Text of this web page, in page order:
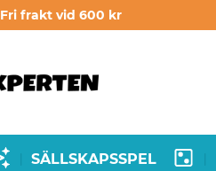
Fri frakt vid 600 kr
SÄLLSKAPSSPEL